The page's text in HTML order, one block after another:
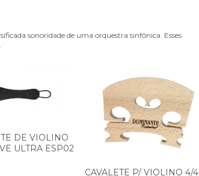
sonoridade de uma orquestra sinfônica. Esses
DE VIOLINO
ULTRA ESP02
CAVALETE P/ VIOLINO 4/4